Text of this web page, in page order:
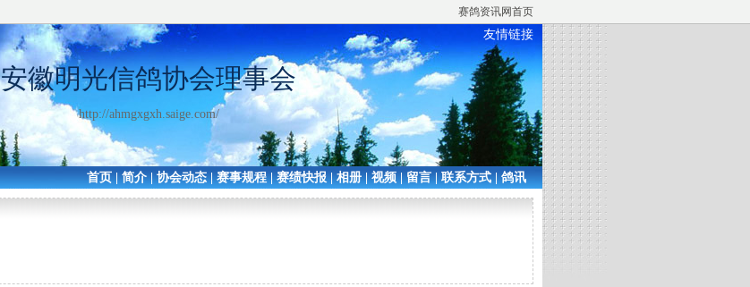
赛鸽资讯网首页
友情链接
安徽明光信鸽协会理事会
http://ahmgxgxh.saige.com/
首页|简介|协会动态|赛事规程|赛绩快报|相册|视频|留言|联系方式|鸽讯